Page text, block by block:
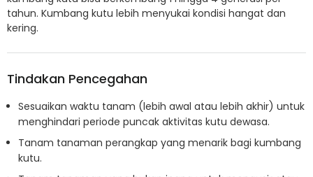
tahun. Kumbang kutu lebih menyukai kondisi hangat dan
kering.
Tindakan Pencegahan
Sesuaikan waktu tanam (lebih awal atau lebih akhir) untuk
menghindari periode puncak aktivitas kutu dewasa.
Tanam tanaman perangkap yang menarik bagi kumbang
kutu.